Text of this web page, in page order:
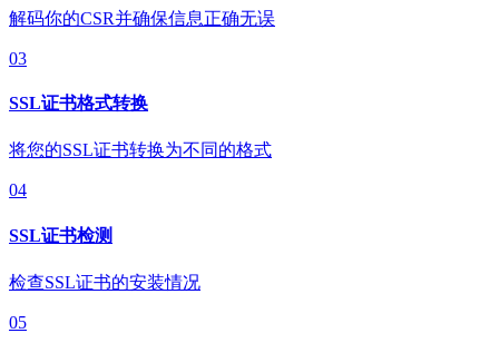
解码你的CSR并确保信息正确无误
03
SSL证书格式转换
将您的SSL证书转换为不同的格式
04
SSL证书检测
检查SSL证书的安装情况
05